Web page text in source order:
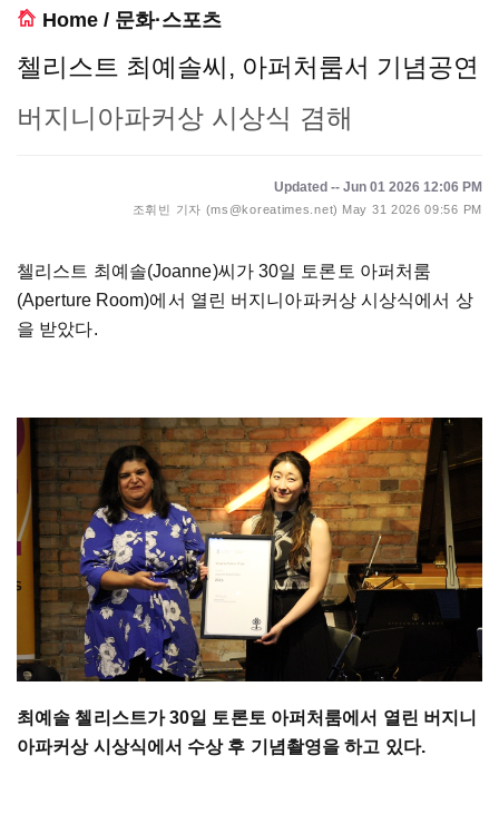
Home / 문화·스포츠
첼리스트 최예솔씨, 아퍼처룸서 기념공연
버지니아파커상 시상식 겸해
Updated -- Jun 01 2026 12:06 PM
조휘빈 기자 (ms@koreatimes.net) May 31 2026 09:56 PM
첼리스트 최예솔(Joanne)씨가 30일 토론토 아퍼처룸
(Aperture Room)에서 열린 버지니아파커상 시상식에서 상
을 받았다.
최예솔 첼리스트가 30일 토론토 아퍼처룸에서 열린 버지니
아파커상 시상식에서 수상 후 기념촬영을 하고 있다.